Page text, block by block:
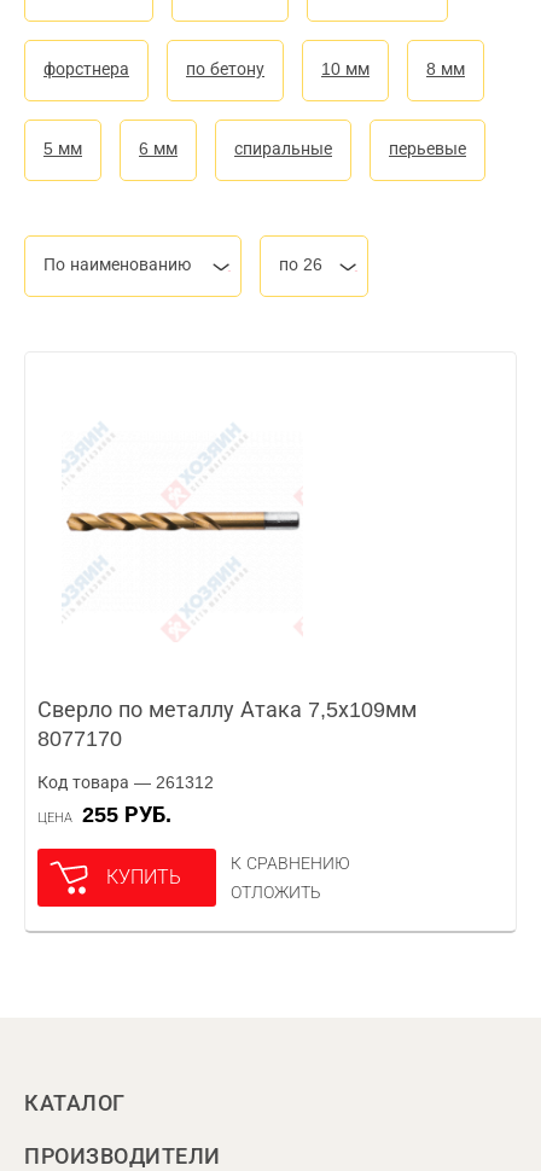
форстнера по бетону 10 мм 8 мм
5 мм 6 мм спиральные перьевые
По наименованию по 26
Сверло по металлу Атака 7,5х109мм
8077170
Код товара — 261312
ЦЕНА 255 РУБ.
КУПИТЬ
К СРАВНЕНИЮ
ОТЛОЖИТЬ
КАТАЛОГ
ПРОИЗВОДИТЕЛИ